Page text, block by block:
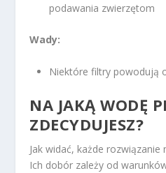
podawania zwierzętom
Wady:
Niektóre filtry powodują
NA JAKĄ WODĘ
ZDECYDUJESZ?
Jak widać, każde
Ich dobór zależy od